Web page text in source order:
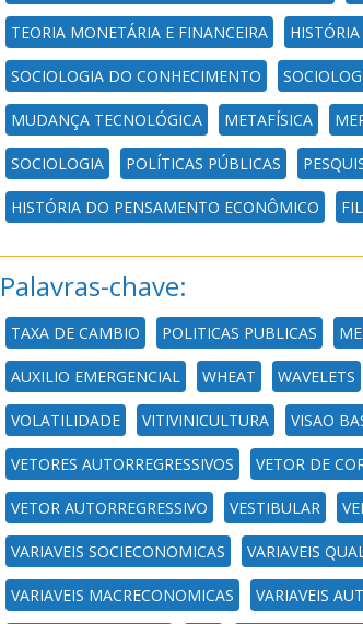
TEORIA MONETÁRIA E FINANCEIRA
SOCIOLOGIA DO CONHECIMENTO
MUDANÇA TECNOLÓGICA METAFÍSICA
SOCIOLOGIA POLÍTICAS PÚBLICAS
HISTÓRIA DO PENSAMENTO ECONÔMICO
Palavras-chave:
TAXA DE CAMBIO POLITICAS PUBLICAS
AUXILIO EMERGENCIAL WHEAT WAVELETS
VOLATILIDADE VITIVINICULTURA VISAO
VETORES AUTORREGRESSIVOS VETOR DE
VETOR AUTORREGRESSIVO VESTIBULAR
VARIAVEIS SOCIECONOMICAS VARIAVEIS
VARIAVEIS MACRECONOMICAS VARIAVEIS